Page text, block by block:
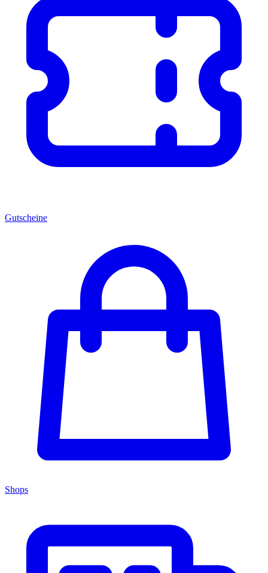
Gutscheine
Shops